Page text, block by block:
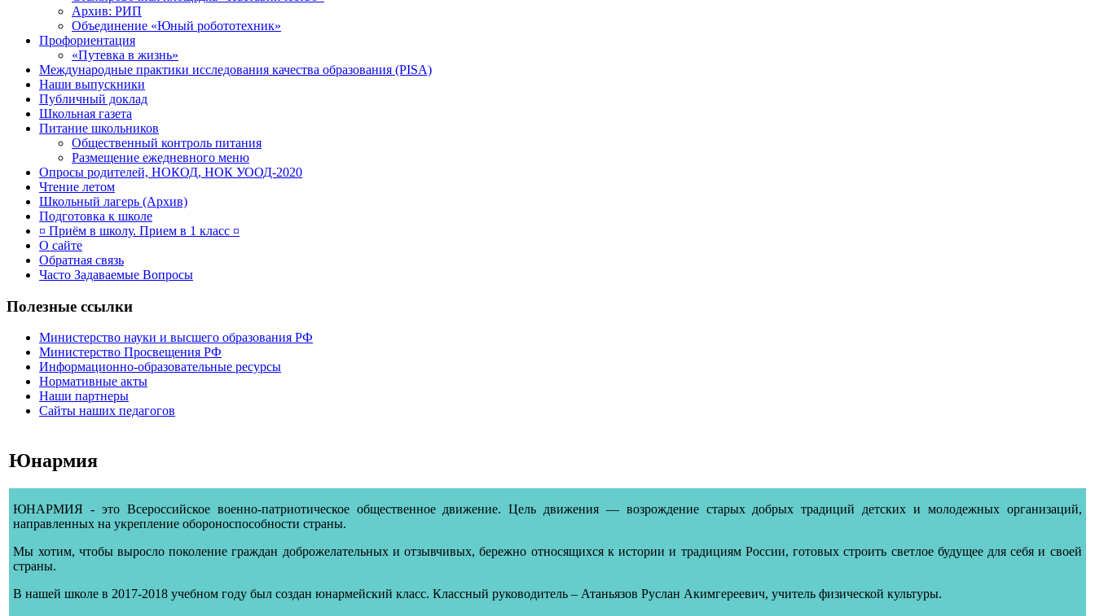
Архив: РИП
Объединение «Юный робототехник»
Профориентация
«Путевка в жизнь»
Международные практики исследования качества образования (PISA)
Наши выпускники
Публичный доклад
Школьная газета
Питание школьников
Общественный контроль питания
Размещение ежедневного меню
Опросы родителей, НОКОД, НОК УООД-2020
Чтение летом
Школьный лагерь (Архив)
Подготовка к школе
¤ Приём в школу. Прием в 1 класс ¤
О сайте
Обратная связь
Часто Задаваемые Вопросы
Полезные ссылки
Министерство науки и высшего образования РФ
Министерство Просвещения РФ
Информационно-образовательные ресурсы
Нормативные акты
Наши партнеры
Сайты наших педагогов
Юнармия
ЮНАРМИЯ - это Всероссийское военно-патриотическое общественное движение. Цель движения — возрождение старых добрых традиций детских и молодежных организаций,
направленных на укрепление обороноспособности страны.
Мы хотим, чтобы выросло поколение граждан доброжелательных и отзывчивых, бережно относящихся к истории и традициям России, готовых строить светлое будущее для себя и своей
страны.
В нашей школе в 2017-2018 учебном году был создан юнармейский класс. Классный руководитель – Атаньязов Руслан Акимгереевич, учитель физической культуры.